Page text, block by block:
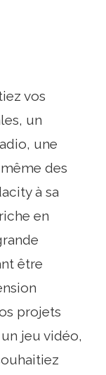
vos
un
une
des
à sa
en
être
projets
jeu vidéo,